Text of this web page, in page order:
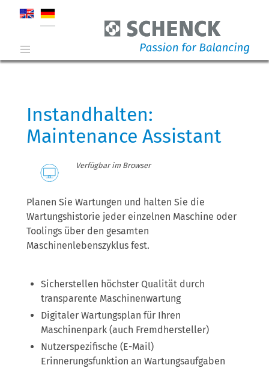
Instandhalten:
Maintenance Assistant
Verfügbar im Browser
Planen Sie Wartungen und halten Sie die
Wartungshistorie jeder einzelnen Maschine oder
Toolings über den gesamten
Maschinenlebenszyklus fest.
Sicherstellen höchster Qualität durch
transparente Maschinenwartung
Digitaler Wartungsplan für Ihren
Maschinenpark (auch Fremdhersteller)
Nutzerspezifische (E-Mail)
Erinnerungsfunktion an Wartungsaufgaben